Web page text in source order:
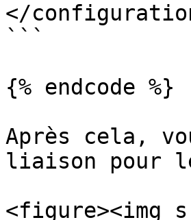
</
```
{% endcode %}
Après cela,
liaison pour
<figure><img